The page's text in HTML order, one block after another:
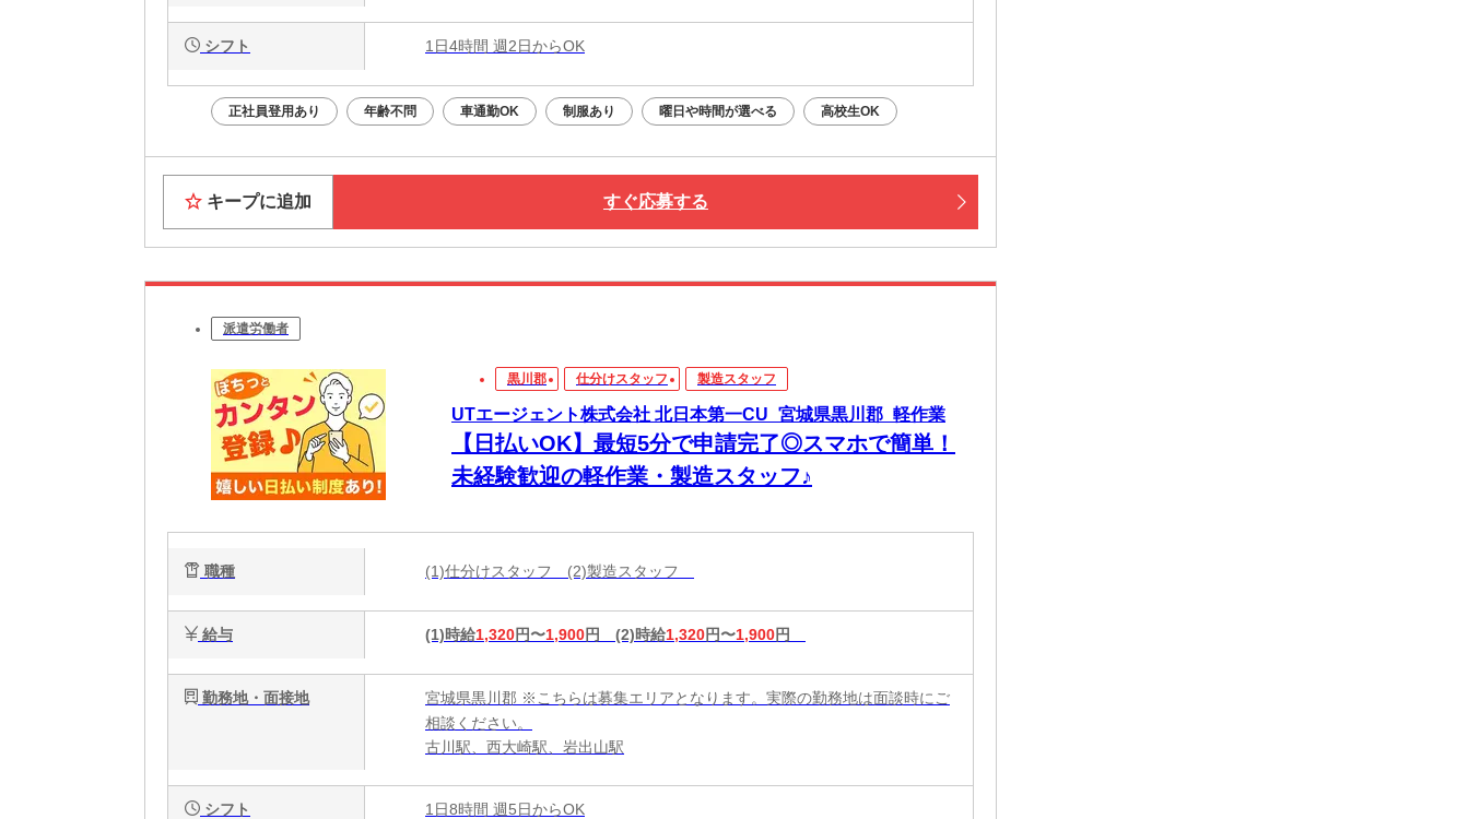
シフト 1日4時間 週2日からOK
正社員登用あり 年齢不問 車通勤OK 制服あり 曜日や時間が選べる 高校生OK
キープに追加 すぐ応募する
派遣労働者
黒川郡 仕分けスタッフ 製造スタッフ
UTエージェント株式会社 北日本第一CU_宮城県黒川郡_軽作業
【日払いOK】最短5分で申請完了◎スマホで簡単！
未経験歓迎の軽作業・製造スタッフ♪
職種 (1)仕分けスタッフ (2)製造スタッフ
給与 (1)時給1,320円〜1,900円 (2)時給1,320円〜1,900円
勤務地・面接地
宮城県黒川郡 ※こちらは募集エリアとなります。実際の勤務地は面談時にご
相談ください。
古川駅、西大崎駅、岩出山駅
シフト 1日8時間 週5日からOK